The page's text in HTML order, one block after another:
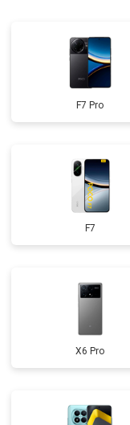
F7 Pro
F7
X6 Pro